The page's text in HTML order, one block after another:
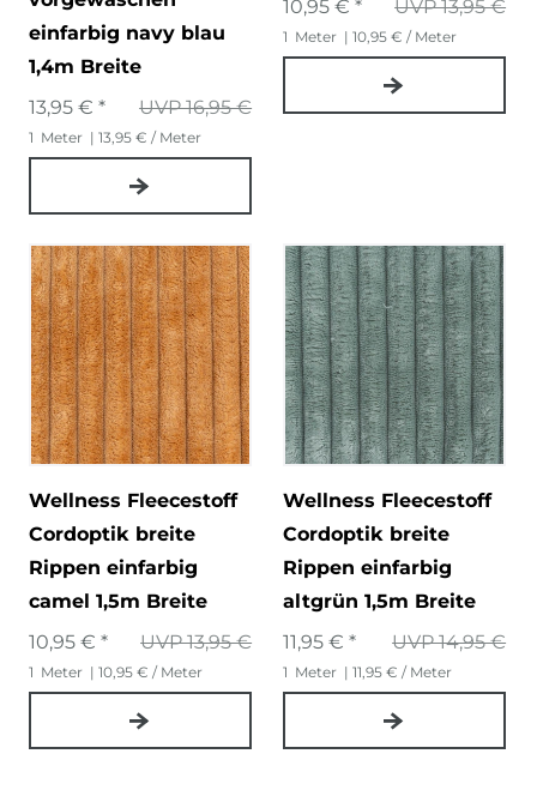
einfarbig navy blau
1,4m Breite
UVP 16,95 €
13,95 € *
1 Meter | 13,95 € / Meter
UVP 13,95 €
10,95 € *
1 Meter | 10,95 € / Meter
Wellness Fleecestoff
Cordoptik breite
Rippen einfarbig
camel 1,5m Breite
UVP 13,95 €
10,95 € *
1 Meter | 10,95 € / Meter
Wellness Fleecestoff
Cordoptik breite
Rippen einfarbig
altgrün 1,5m Breite
UVP 14,95 €
11,95 € *
1 Meter | 11,95 € / Meter